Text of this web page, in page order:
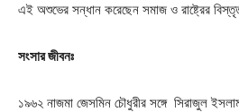
এই অশুভের সন্ধান করেছেন সমাজ ও রাষ্ট্রের
সংসার জীবনঃ
১৯৬২ নাজমা জেসমিন চৌধুরীর সঙ্গে সিরাজুল